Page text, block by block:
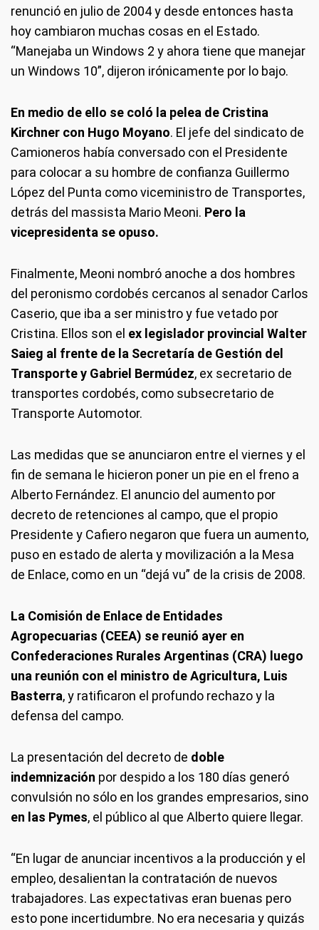
renunció en julio de 2004 y desde entonces hasta
hoy cambiaron muchas cosas en el Estado.
“Manejaba un Windows 2 y ahora tiene que manejar
un Windows 10”, dijeron irónicamente por lo bajo.
En medio de ello se coló la pelea de Cristina
Kirchner con Hugo Moyano. El jefe del sindicato de
Camioneros había conversado con el Presidente
para colocar a su hombre de confianza Guillermo
López del Punta como viceministro de Transportes,
detrás del massista Mario Meoni. Pero la
vicepresidenta se opuso.
Finalmente, Meoni nombró anoche a dos hombres
del peronismo cordobés cercanos al senador Carlos
Caserio, que iba a ser ministro y fue vetado por
Cristina. Ellos son el ex legislador provincial Walter
Saieg al frente de la Secretaría de Gestión del
Transporte y Gabriel Bermúdez, ex secretario de
transportes cordobés, como subsecretario de
Transporte Automotor.
Las medidas que se anunciaron entre el viernes y el
fin de semana le hicieron poner un pie en el freno a
Alberto Fernández. El anuncio del aumento por
decreto de retenciones al campo, que el propio
Presidente y Cafiero negaron que fuera un aumento,
puso en estado de alerta y movilización a la Mesa
de Enlace, como en un “dejá vu” de la crisis de 2008.
La Comisión de Enlace de Entidades
Agropecuarias (CEEA) se reunió ayer en
Confederaciones Rurales Argentinas (CRA) luego
una reunión con el ministro de Agricultura, Luis
Basterra, y ratificaron el profundo rechazo y la
defensa del campo.
La presentación del decreto de doble
indemnización por despido a los 180 días generó
convulsión no sólo en los grandes empresarios, sino
en las Pymes, el público al que Alberto quiere llegar.
“En lugar de anunciar incentivos a la producción y el
empleo, desalientan la contratación de nuevos
trabajadores. Las expectativas eran buenas pero
esto pone incertidumbre. No era necesaria y quizás